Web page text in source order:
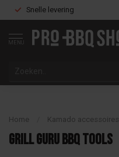
Snelle levering
MENU
Home Kamado accessoires
Grill Guru BBQ tools